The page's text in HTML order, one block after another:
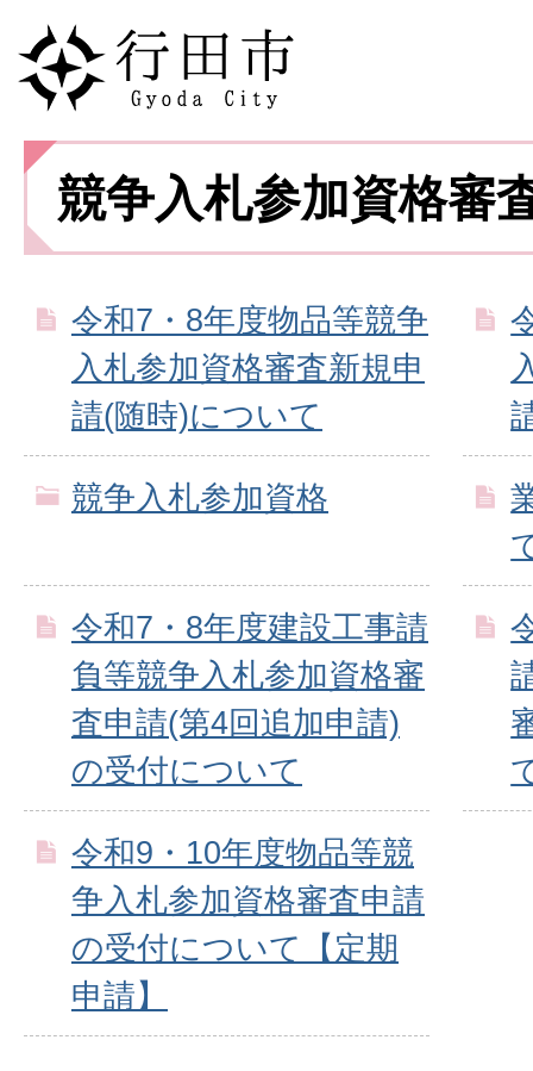
競争入札参加資格審
令和7・8年度物品等競争
入札参加資格審査新規申
請(随時)について
競争入札参加資格
令和7・8年度建設工事請
負等競争入札参加資格審
査申請(第4回追加申請)
の受付について
令和9・10年度物品等競
争入札参加資格審査申請
の受付について【定期
申請】